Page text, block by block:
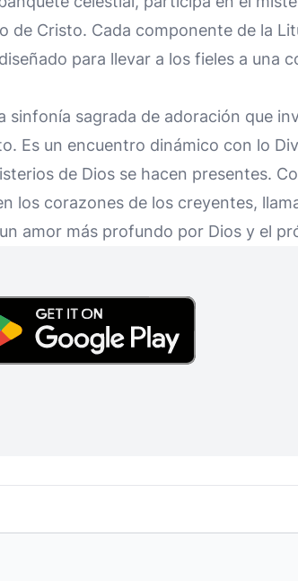
de Cristo. Cada componente de la
para llevar a los fieles a una
sinfonía sagrada de adoración que
Es un encuentro dinámico con lo
de Dios se hacen presentes.
los corazones de los creyentes,
amor más profundo por Dios y el